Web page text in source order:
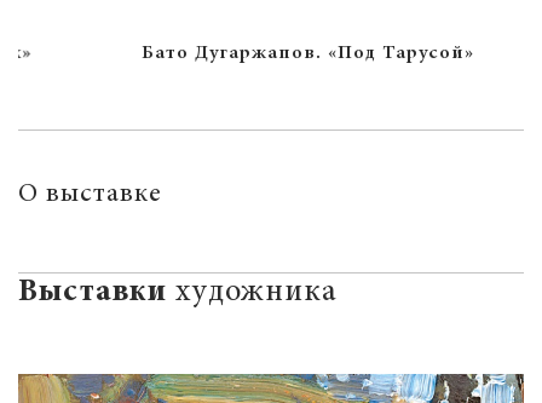
Бато Дугаржапов. «Под Тарусой»
О выставке
Выставки художника